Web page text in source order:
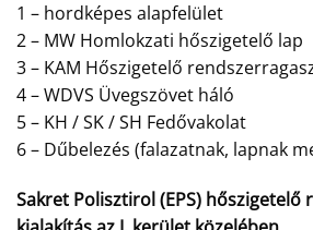
1 – hordképes alapfelület
2 – MW Homlokzati hőszigetelő lap
3 – KAM Hőszigetelő
4 – WDVS Üvegszövet háló
5 – KH / SK / SH Fedővakolat
6 – Dűbelezés (falazatnak, lapnak
Sakret Polisztirol (EPS) hőszigetelő